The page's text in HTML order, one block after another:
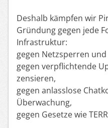
Deshalb kämpfen wir
Gründung gegen jede
Infrastruktur:
gegen Netzsperren und
gegen verpflichtende
zensieren,
gegen anlasslose
Überwachung,
gegen Gesetze wie